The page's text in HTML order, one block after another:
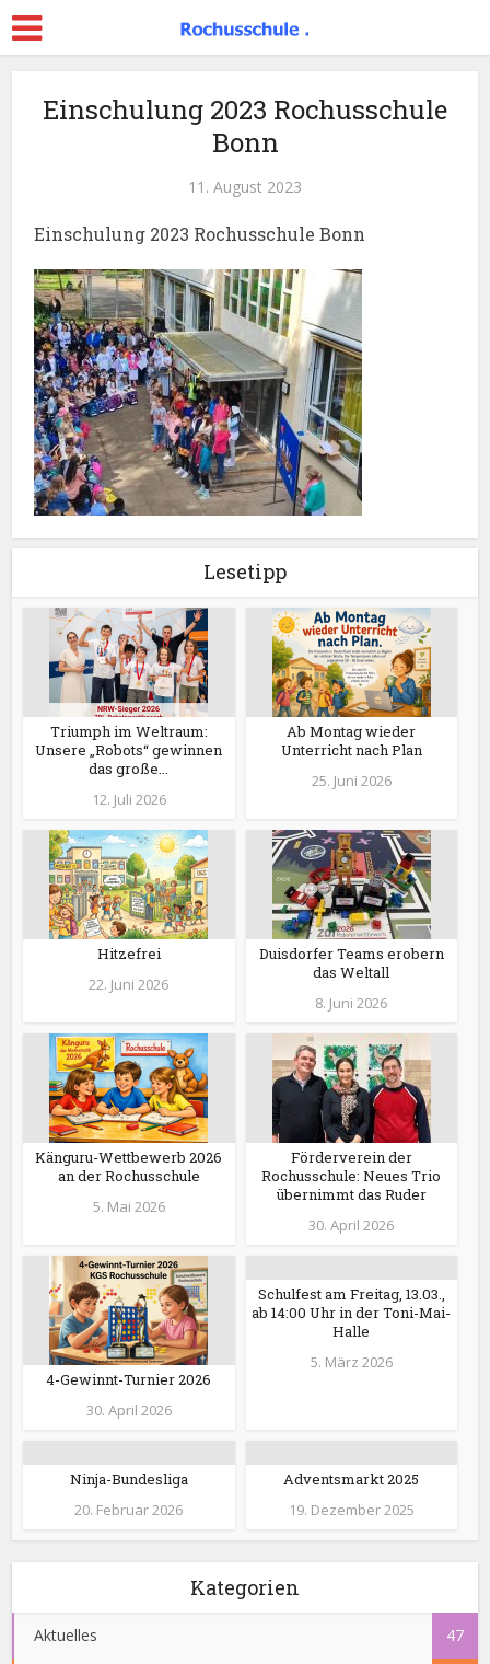
Einschulung 2023 Rochusschule
Bonn
11. August 2023
Einschulung 2023 Rochusschule Bonn
Lesetipp
Triumph im Weltraum:
Unsere „Robots“ gewinnen
das große...
12. Juli 2026
Ab Montag wieder
Unterricht nach Plan
25. Juni 2026
Hitzefrei
22. Juni 2026
Duisdorfer Teams erobern
das Weltall
8. Juni 2026
Känguru-Wettbewerb 2026
an der Rochusschule
5. Mai 2026
Förderverein der
Rochusschule: Neues Trio
übernimmt das Ruder
30. April 2026
4-Gewinnt-Turnier 2026
30. April 2026
Schulfest am Freitag, 13.03.,
ab 14:00 Uhr in der Toni-Mai-
Halle
5. März 2026
Ninja-Bundesliga
20. Februar 2026
Adventsmarkt 2025
19. Dezember 2025
Kategorien
Aktuelles 47